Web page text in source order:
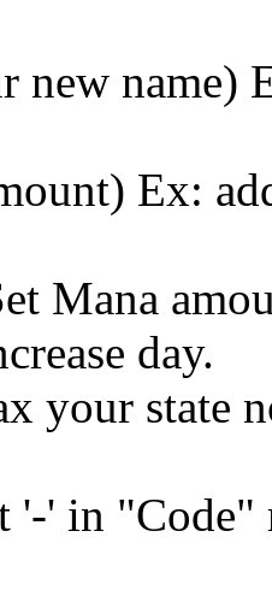
new name)
Ex:
Mana
day.
your state
'-' in "Code"